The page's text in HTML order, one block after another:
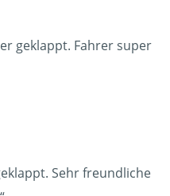
geklappt. Fahrer super
Sehr freundliche